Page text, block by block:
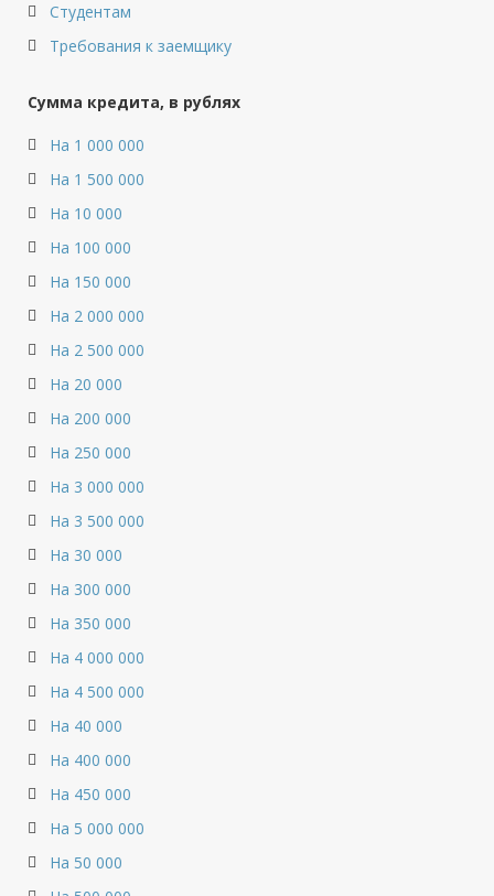
Студентам
Требования к заемщику
Сумма кредита, в рублях
На 1 000 000
На 1 500 000
На 10 000
На 100 000
На 150 000
На 2 000 000
На 2 500 000
На 20 000
На 200 000
На 250 000
На 3 000 000
На 3 500 000
На 30 000
На 300 000
На 350 000
На 4 000 000
На 4 500 000
На 40 000
На 400 000
На 450 000
На 5 000 000
На 50 000